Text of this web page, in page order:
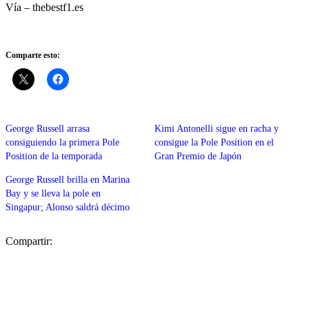
Vía – thebestf1.es
Comparte esto:
George Russell arrasa
consiguiendo la primera Pole
Position de la temporada
Kimi Antonelli sigue en racha y
consigue la Pole Position en el
Gran Premio de Japón
George Russell brilla en Marina
Bay y se lleva la pole en
Singapur; Alonso saldrá décimo
Compartir: